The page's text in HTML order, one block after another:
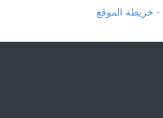
· خريطة الموقع